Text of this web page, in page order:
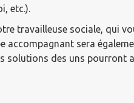
etc.).
travailleuse sociale, qui
accompagnant sera
solutions des uns pourront